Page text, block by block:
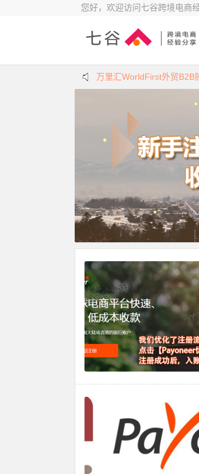
您好，欢迎访问七谷跨境电商
万里汇WorldFirst外贸B2B